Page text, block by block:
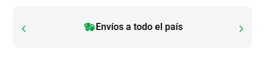
Envíos a todo el país